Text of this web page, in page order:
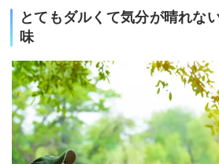
とてもダルくて気分が晴れな
味